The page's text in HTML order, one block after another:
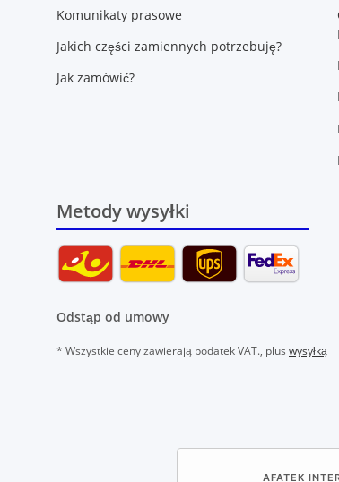
Komunikaty prasowe
Jakich części zamiennych potrzebuję?
Jak zamówić?
Metody wysyłki
Odstąp od umowy
* Wszystkie ceny zawierają podatek VAT., plus wysyłką
AFATEK